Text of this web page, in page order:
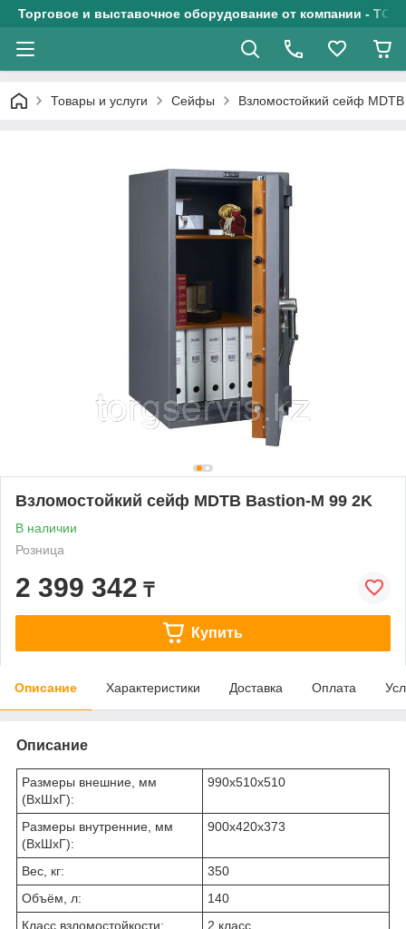
Торговое и выставочное оборудование от компании - ТОО
Товары и услуги Сейфы Взломостойкий сейф
Взломостойкий сейф MDTB Bastion-M 99 2K
В наличии
Розница
2 399 342 ₸
Купить
Описание Характеристики Доставка Оплата
Описание
Размеры внешние, мм
(ВхШхГ):
990x510x510
Размеры внутренние, мм
(ВхШхГ):
900x420x373
Вес, кг:
350
Объём, л:
140
Класс взломостойкости:
2 класс